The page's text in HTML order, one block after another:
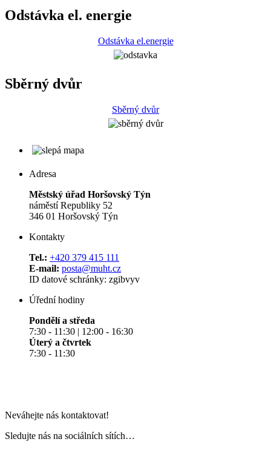
Odstávka el. energie
Odstávka el.energie
Sběrný dvůr
Sběrný dvůr
Adresa
Městský úřad Horšovský Týn
náměstí Republiky 52
346 01 Horšovský Týn
Kontakty
Tel.: +420 379 415 111
E-mail: posta@muht.cz
ID datové schránky: zgibvyv
Úřední hodiny
Pondělí a středa
7:30 - 11:30 | 12:00 - 16:30
Úterý a čtvrtek
7:30 - 11:30
Neváhejte nás kontaktovat!
Sledujte nás na sociálních sítích…